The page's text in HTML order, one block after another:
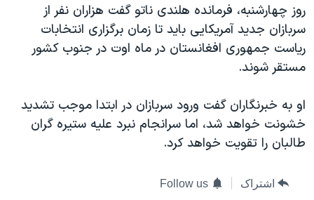
روز چهارشنبه، فرمانده هلندی ناتو گفت هزاران نفر از
سربازان جدید آمریکایی باید تا زمان برگزاری انتخابات
ریاست جمهوری افغانستان در ماه اوت در جنوب کشور
مستقر شوند.
او به خبرنگاران گفت ورود سربازان در ابتدا موجب تشدید
خشونت خواهد شد، اما سرانجام نبرد علیه ستیره گران
طالبان را تقویت خواهد کرد.
اشتراک Follow us